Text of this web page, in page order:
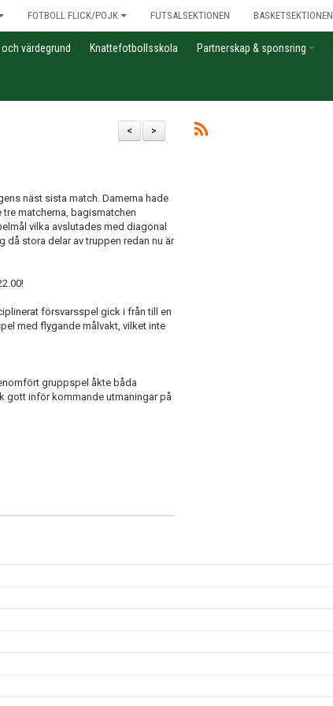
FOTBOLL FLICK/POJK FUTSALSEKTIONEN BASKETSEKTIONEN
värdegrund Knattefotbollsskola Partnerskap & sponsring
>
<
näst sista match. Damerna hade
matcherna, bagismatchen
vilka avslutades med diagonal
stora delar av truppen redan nu är
försvarsspel gick i från till en
med flygande målvakt, vilket inte
gruppspel åkte båda
gott inför kommande utmaningar på